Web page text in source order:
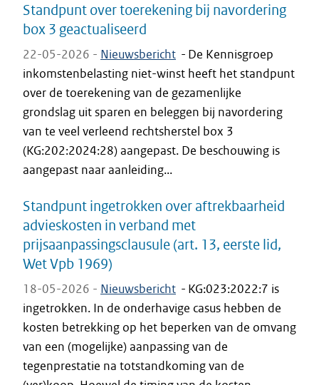
Standpunt over toerekening bij navordering
box 3 geactualiseerd
22-05-2026 - Nieuwsbericht - De Kennisgroep
inkomstenbelasting niet-winst heeft het standpunt
over de toerekening van de gezamenlijke
grondslag uit sparen en beleggen bij navordering
van te veel verleend rechtsherstel box 3
(KG:202:2024:28) aangepast. De beschouwing is
aangepast naar aanleiding...
Standpunt ingetrokken over aftrekbaarheid
advieskosten in verband met
prijsaanpassingsclausule (art. 13, eerste lid,
Wet Vpb 1969)
18-05-2026 - Nieuwsbericht - KG:023:2022:7 is
ingetrokken. In de onderhavige casus hebben de
kosten betrekking op het beperken van de omvang
van een (mogelijke) aanpassing van de
tegenprestatie na totstandkoming van de